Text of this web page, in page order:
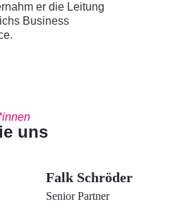
er die Leitung
Business
uns
Falk Schröder
Senior Partner